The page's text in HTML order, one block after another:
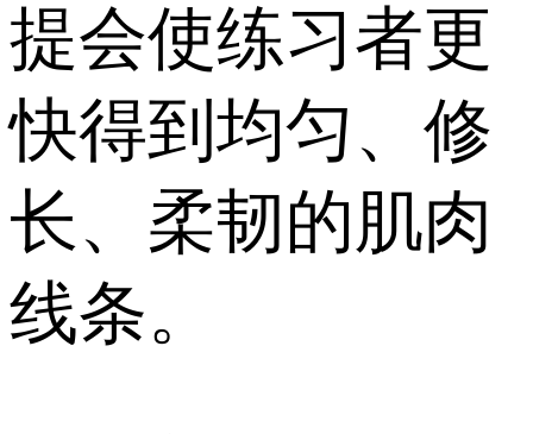
提会使练习者更
快得到均匀、修
长、柔韧的肌肉
线条。